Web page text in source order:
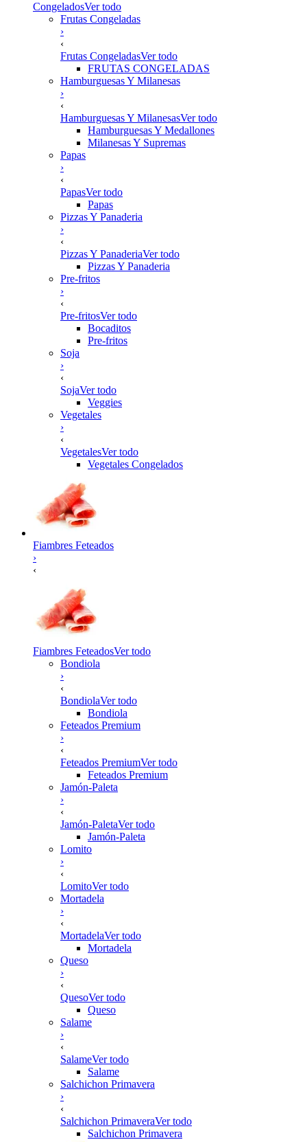
CongeladosVer todo
Frutas Congeladas
›
‹
Frutas CongeladasVer todo
FRUTAS CONGELADAS
Hamburguesas Y Milanesas
›
‹
Hamburguesas Y MilanesasVer todo
Hamburguesas Y Medallones
Milanesas Y Supremas
Papas
›
‹
PapasVer todo
Papas
Pizzas Y Panaderia
›
‹
Pizzas Y PanaderiaVer todo
Pizzas Y Panaderia
Pre-fritos
›
‹
Pre-fritosVer todo
Bocaditos
Pre-fritos
Soja
›
‹
SojaVer todo
Veggies
Vegetales
›
‹
VegetalesVer todo
Vegetales Congelados
Fiambres Feteados
›
‹
Fiambres FeteadosVer todo
Bondiola
›
‹
BondiolaVer todo
Bondiola
Feteados Premium
›
‹
Feteados PremiumVer todo
Feteados Premium
Jamón-Paleta
›
‹
Jamón-PaletaVer todo
Jamón-Paleta
Lomito
›
‹
LomitoVer todo
Mortadela
›
‹
MortadelaVer todo
Mortadela
Queso
›
‹
QuesoVer todo
Queso
Salame
›
‹
SalameVer todo
Salame
Salchichon Primavera
›
‹
Salchichon PrimaveraVer todo
Salchichon Primavera